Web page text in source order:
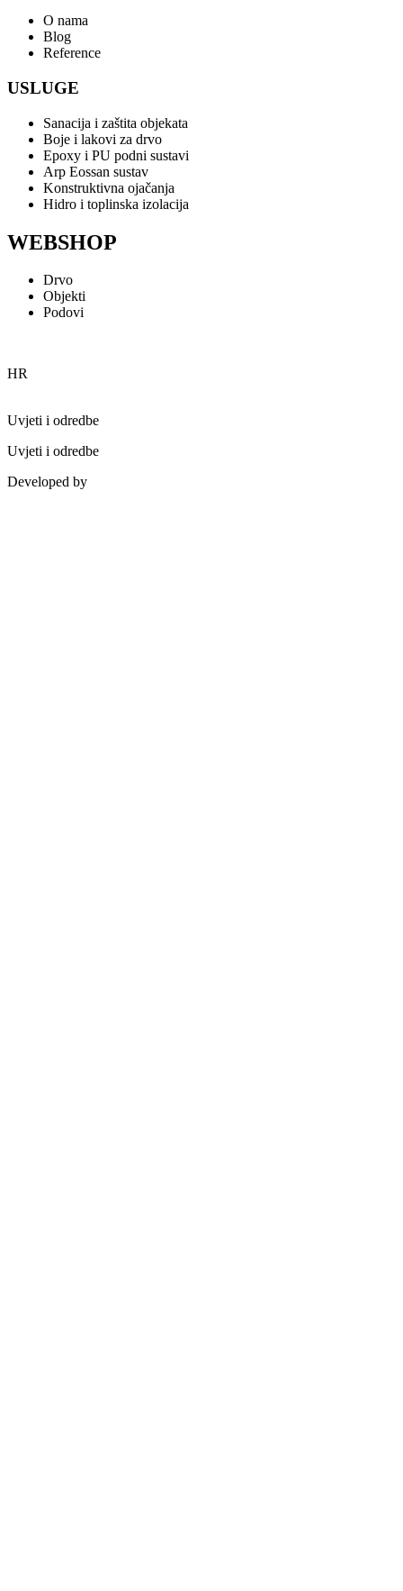
O nama
Blog
Reference
USLUGE
Sanacija i zaštita objekata
Boje i lakovi za drvo
Epoxy i PU podni sustavi
Arp Eossan sustav
Konstruktivna ojačanja
Hidro i toplinska izolacija
WEBSHOP
Drvo
Objekti
Podovi
HR
Uvjeti i odredbe
Uvjeti i odredbe
Developed by